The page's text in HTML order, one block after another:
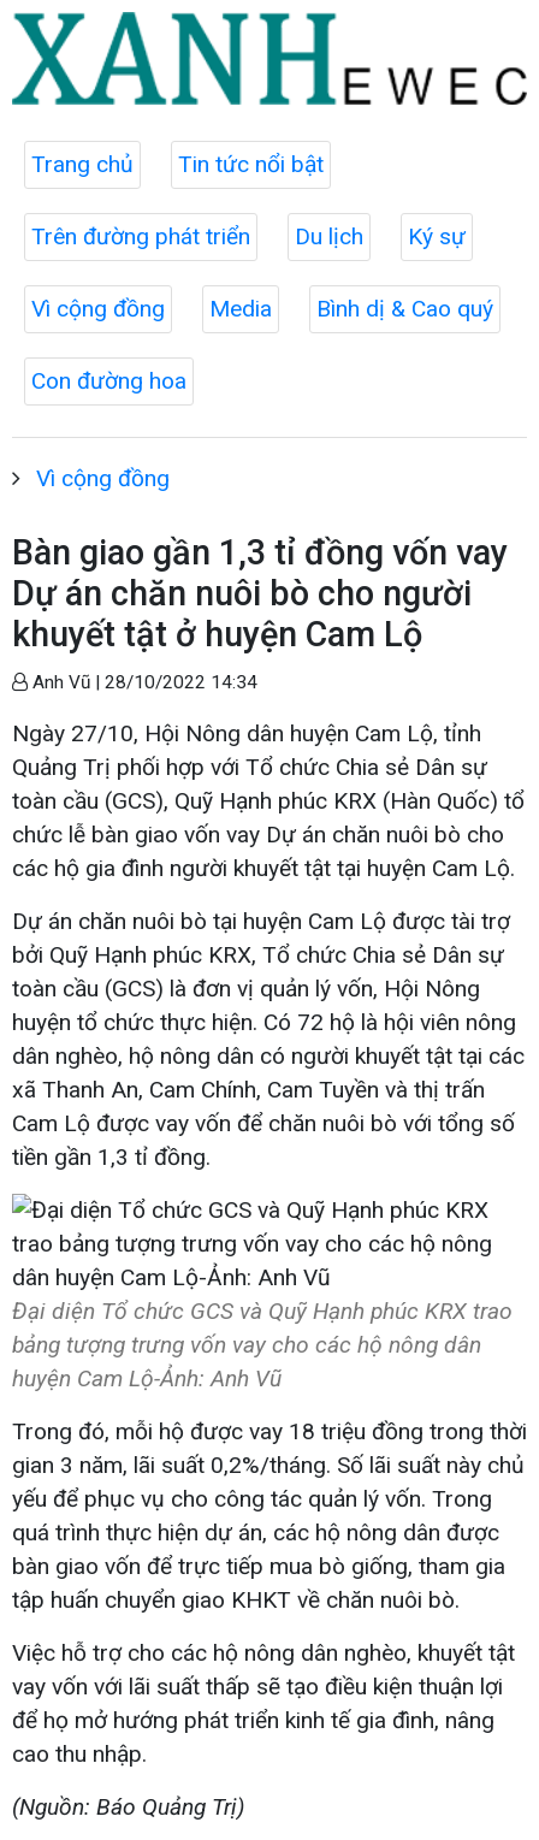
Trang chủ Tin tức nổi bật
Trên đường phát triển Du lịch Ký sự
Vì cộng đồng Media Bình dị & Cao quý
Con đường hoa
Vì cộng đồng
Bàn giao gần 1,3 tỉ đồng vốn vay
Dự án chăn nuôi bò cho người
khuyết tật ở huyện Cam Lộ
Anh Vũ | 28/10/2022 14:34
Ngày 27/10, Hội Nông dân huyện Cam Lộ, tỉnh
Quảng Trị phối hợp với Tổ chức Chia sẻ Dân sự
toàn cầu (GCS), Quỹ Hạnh phúc KRX (Hàn Quốc) tổ
chức lễ bàn giao vốn vay Dự án chăn nuôi bò cho
các hộ gia đình người khuyết tật tại huyện Cam Lộ.
Dự án chăn nuôi bò tại huyện Cam Lộ được tài trợ
bởi Quỹ Hạnh phúc KRX, Tổ chức Chia sẻ Dân sự
toàn cầu (GCS) là đơn vị quản lý vốn, Hội Nông
huyện tổ chức thực hiện. Có 72 hộ là hội viên nông
dân nghèo, hộ nông dân có người khuyết tật tại các
xã Thanh An, Cam Chính, Cam Tuyền và thị trấn
Cam Lộ được vay vốn để chăn nuôi bò với tổng số
tiền gần 1,3 tỉ đồng.
Đại diện Tổ chức GCS và Quỹ Hạnh phúc KRX trao
bảng tượng trưng vốn vay cho các hộ nông dân
huyện Cam Lộ-Ảnh: Anh Vũ
Trong đó, mỗi hộ được vay 18 triệu đồng trong thời
gian 3 năm, lãi suất 0,2%/tháng. Số lãi suất này chủ
yếu để phục vụ cho công tác quản lý vốn. Trong
quá trình thực hiện dự án, các hộ nông dân được
bàn giao vốn để trực tiếp mua bò giống, tham gia
tập huấn chuyển giao KHKT về chăn nuôi bò.
Việc hỗ trợ cho các hộ nông dân nghèo, khuyết tật
vay vốn với lãi suất thấp sẽ tạo điều kiện thuận lợi
để họ mở hướng phát triển kinh tế gia đình, nâng
cao thu nhập.
(Nguồn: Báo Quảng Trị)